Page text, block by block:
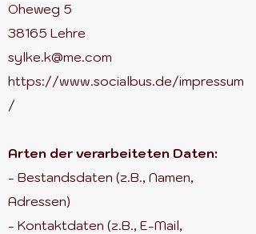
Oheweg 5
38165 Lehre
sylke.k@me.com
https://www.socialbus.de/impressum
/
Arten der verarbeiteten Daten:
- Bestandsdaten (z.B., Namen,
Adressen)
- Kontaktdaten (z.B., E-Mail,